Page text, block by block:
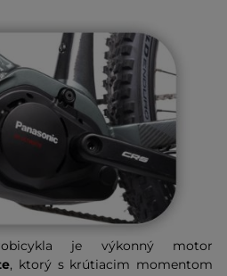
je výkonný motor
, ktorý s krútiacim momentom